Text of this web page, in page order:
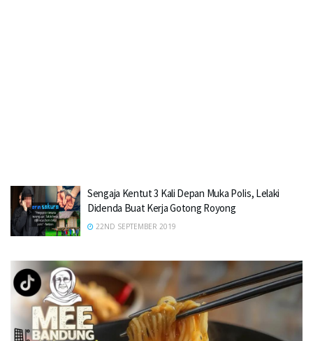
Sengaja Kentut 3 Kali Depan Muka PoIis, Lelaki
Didenda Buat Kerja Gotong Royong
22ND SEPTEMBER 2019